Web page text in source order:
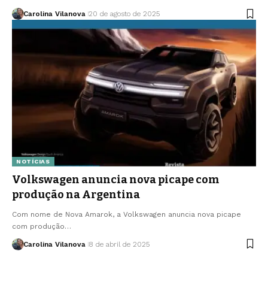
Carolina Vilanova 20 de agosto de 2025
NOTÍCIAS
Volkswagen anuncia nova picape com
produção na Argentina
Com nome de Nova Amarok, a Volkswagen anuncia nova picape
com produção…
Carolina Vilanova 8 de abril de 2025